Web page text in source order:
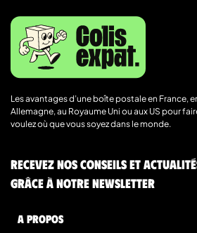
Les avantages d’une boîte postale en France,
Allemagne, au Royaume Uni ou aux US pour
voulez où que vous soyez dans le monde.
Recevez nos conseils et
grâce à notre newsletter
A Propos